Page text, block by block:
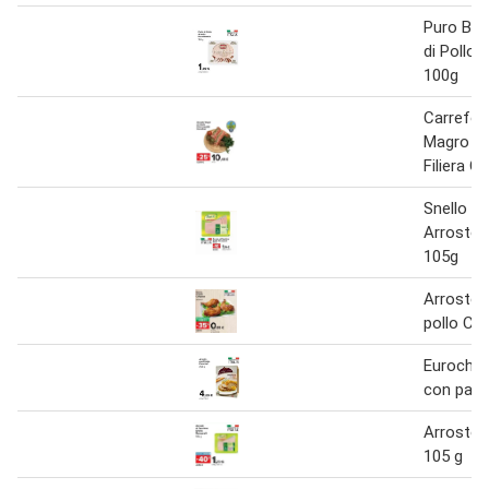
Puro
di Pollo
100g
Magro
Filiera
Snello
Arrosto
105g
Arrosto
pollo
con
Arrosto
105 g